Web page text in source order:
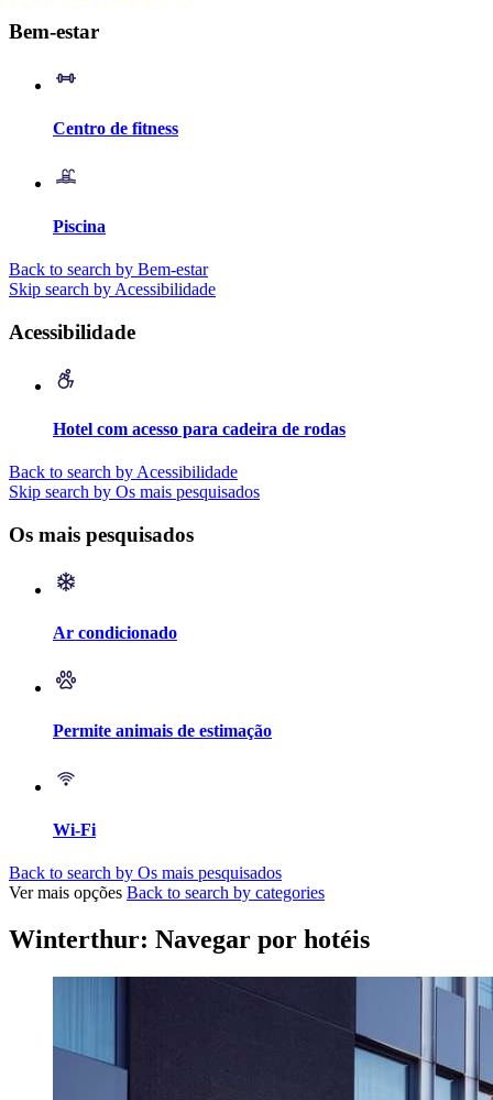
Bem-estar
Centro de fitness
Piscina
Back to search by Bem-estar
Skip search by Acessibilidade
Acessibilidade
Hotel com acesso para cadeira de rodas
Back to search by Acessibilidade
Skip search by Os mais pesquisados
Os mais pesquisados
Ar condicionado
Permite animais de estimação
Wi-Fi
Back to search by Os mais pesquisados
Ver mais opções Back to search by categories
Winterthur: Navegar por hotéis